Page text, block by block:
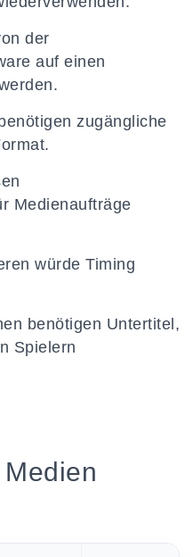
der
auf einen
zugängliche
Medienaufträge
würde Timing
benötigen Untertitel,
Spielern